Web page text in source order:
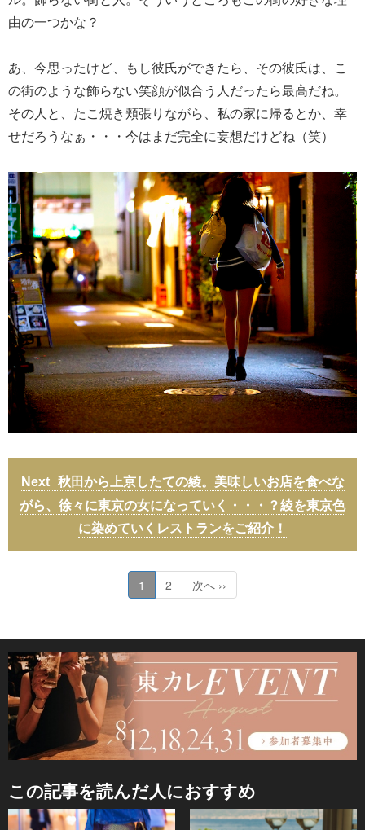
由の一つかな？
あ、今思ったけど、もし彼氏ができたら、その彼氏は、こ
の街のような飾らない笑顔が似合う人だったら最高だね。
その人と、たこ焼き頬張りながら、私の家に帰るとか、幸
せだろうなぁ・・・今はまだ完全に妄想だけどね（笑）
秋田から上京したての綾。美味しいお店を食べな
がら、徐々に東京の女になっていく・・・？綾を東京色
に染めていくレストランをご紹介！
1 2 次へ ››
この記事を読んだ人におすすめ